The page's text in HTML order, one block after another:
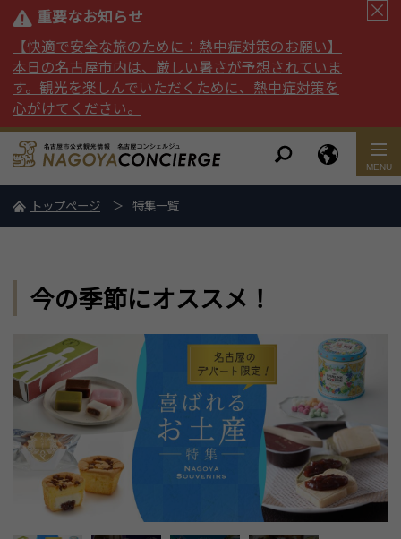
重要なお知らせ
【快適で安全な旅のために：熱中症対策のお願い】
本日の名古屋市内は、厳しい暑さが予想されていま
す。観光を楽しんでいただくために、熱中症対策を
心がけてください。
トップページ 特集一覧
今の季節にオススメ！